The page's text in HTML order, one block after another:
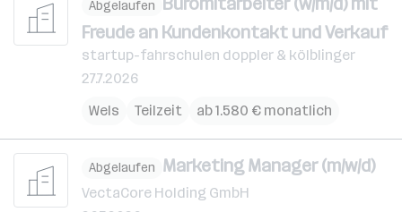
Abgelaufen
Freude an Kundenkontakt und Verkauf
startup-fahrschulen doppler & kölblinger
27.7.2026
Wels
Teilzeit ab 1.580 € monatlich
Abgelaufen Marketing Manager (m/w/d)
VectaCore Holding GmbH